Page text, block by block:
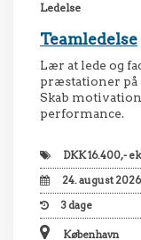
Ledelse
Teamledelse
Lær at lede og
præstationer på
Skab
performance.
DKK16.400,-
24. august 2026
3 dage
København